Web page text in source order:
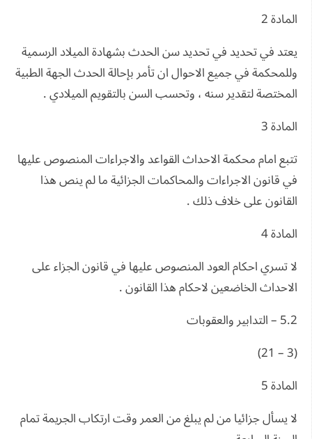
المادة 2
يعتد في تحديد في تحديد سن الحدث بشهادة الميلاد الرسمية
وللمحكمة في جميع الاحوال ان تأمر بإحالة الحدث الجهة الطبية
المختصة لتقدير سنه ، وتحسب السن بالتقويم الميلادي .
المادة 3
تتبع امام محكمة الاحداث القواعد والاجراءات المنصوص عليها
في قانون الاجراءات والمحاكمات الجزائية ما لم ينص هذا
القانون على خلاف ذلك .
المادة 4
لا تسري احكام العود المنصوص عليها في قانون الجزاء على
الاحداث الخاضعين لاحكام هذا القانون .
5.2 – التدابير والعقوبات
(3 – 21)
المادة 5
لا يسأل جزائيا من لم يبلغ من العمر وقت ارتكاب الجريمة تمام